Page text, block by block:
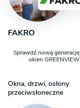
FAKRO
Sprawdź nową generację
okien GREENVIEW
Okna, drzwi, osłony
przeciwsłoneczne